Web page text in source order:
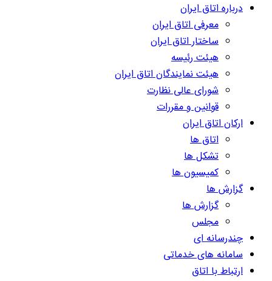
درباره اتاق ایران
معرفی اتاق ایران
ساختار اتاق ایران
هیئت رئیسه
هیئت نمایندگان اتاق ایران
شورای عالی نظارت
قوانین و مقررات
ارکان اتاق ایران
اتاق ها
تشکل ها
کمیسیون ها
گزارش ها
گزارش ها
مجلس
چندرسانه ای
سامانه های خدماتی
ارتباط با اتاق